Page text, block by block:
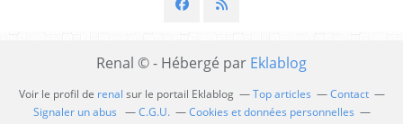
Renal © - Hébergé par Eklablog
Voir le profil de renal sur le portail Eklablog Top articles
Contact
Signaler un abus
C.G.U.
Cookies et données personnelles